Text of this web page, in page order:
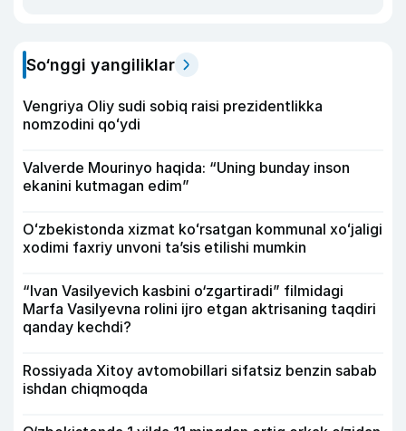
So‘nggi yangiliklar
Vengriya Oliy sudi sobiq raisi prezidentlikka
nomzodini qoʻydi
Valverde Mourinyo haqida: “Uning bunday inson
ekanini kutmagan edim”
Oʻzbekistonda xizmat koʻrsatgan kommunal xoʻjaligi
xodimi faxriy unvoni taʼsis etilishi mumkin
“Ivan Vasilyevich kasbini o‘zgartiradi” filmidagi
Marfa Vasilyevna rolini ijro etgan aktrisaning taqdiri
qanday kechdi?
Rossiyada Xitoy avtomobillari sifatsiz benzin sabab
ishdan chiqmoqda